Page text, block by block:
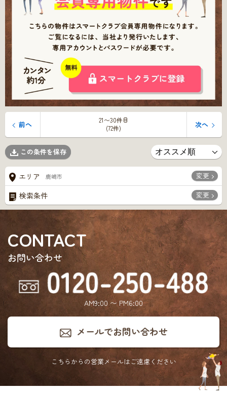
21〜30件目
(72件)
前へ 次へ
この条件を保存
エリア 鹿嶋市 変更
検索条件 変更
CONTACT
お問い合わせ
AM9:00 〜 PM6:00
メールでお問い合わせ
こちらからの営業メールはご遠慮ください